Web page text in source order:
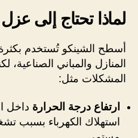
لماذا تحتاج إلى
أسطح الشينكو تُستخدم
المنازل والمباني الصناعية،
المشكلات مثل:
ارتفاع درجة الحرارة داخل
استهلاك الكهرباء بسبب